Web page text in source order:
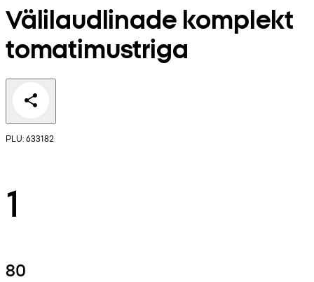
Välilaudlinade komplekt
tomatimustriga
PLU: 633182
1
80